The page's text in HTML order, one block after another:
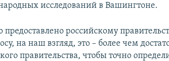
исследований в Вашингтоне.
предоставлено российскому
на наш взгляд, это – более чем
правительства, чтобы точно